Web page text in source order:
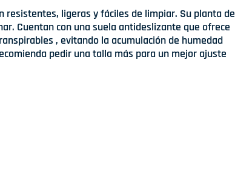
resistentes, ligeras y fáciles de limpiar. Su planta de
Cuentan con una suela antideslizante que ofrece
, evitando la acumulación de humedad
pedir una talla más para un mejor ajuste